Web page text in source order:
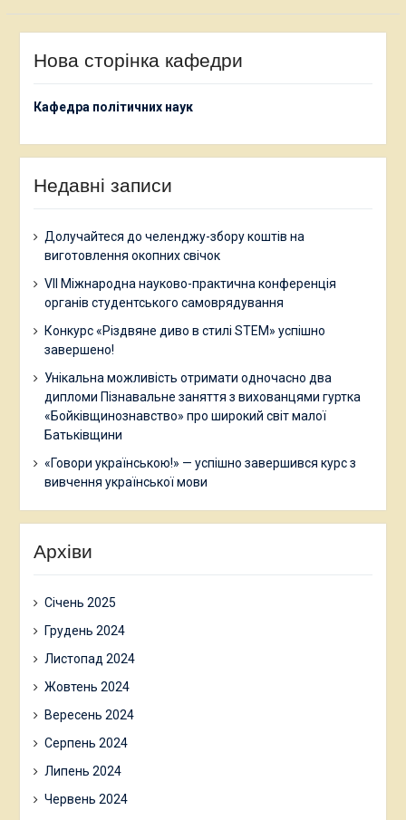
Нова сторінка кафедри
Кафедра політичних наук
Недавні записи
Долучайтеся до челенджу-збору коштів на
виготовлення окопних свічок
VII Міжнародна науково-практична конференція
органів студентського самоврядування
Конкурс «Різдвяне диво в стилі STEM» успішно
завершено!
Унікальна можливість отримати одночасно два
дипломи Пізнавальне заняття з вихованцями гуртка
«Бойківщинознавство» про широкий світ малої
Батьківщини
«Говори українською!» — успішно завершився курс з
вивчення української мови
Архіви
Січень 2025
Грудень 2024
Листопад 2024
Жовтень 2024
Вересень 2024
Серпень 2024
Липень 2024
Червень 2024